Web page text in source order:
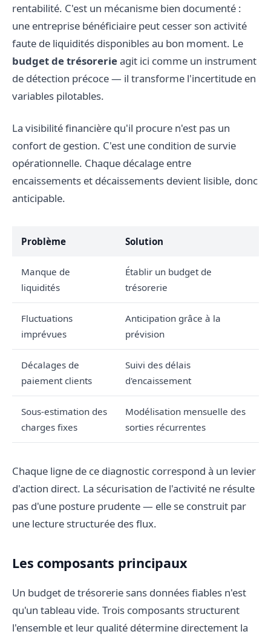
rentabilité. C'est un mécanisme bien documenté :
une entreprise bénéficiaire peut cesser son activité
faute de liquidités disponibles au bon moment. Le
budget de trésorerieagit ici comme un instrument
de détection précoce — il transforme l'incertitude en
variables pilotables.
La visibilité financière qu'il procure n'est pas un
confort de gestion. C'est une condition de survie
opérationnelle. Chaque décalage entre
encaissements et décaissements devient lisible, donc
anticipable.
Problème Solution
Manque de
liquidités
Établir un budget de
trésorerie
Fluctuations
imprévues
Anticipation grâce à la
prévision
Décalages de
paiement clients
Suivi des délais
d'encaissement
Sous-estimation des
charges fixes
Modélisation mensuelle des
sorties récurrentes
Chaque ligne de ce diagnostic correspond à un levier
d'action direct. La sécurisation de l'activité ne résulte
pas d'une posture prudente — elle se construit par
une lecture structurée des flux.
Les composants principaux
Un budget de trésorerie sans données fiables n'est
qu'un tableau vide. Trois composants structurent
l'ensemble et leur qualité détermine directement la